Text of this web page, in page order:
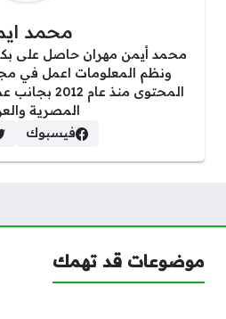
محمد
محمد أيمن مهران حاصل على
ونظم المعلومات اعمل في
المحتوى
المصرية
فيسبوك
موضوعات قد تهمك